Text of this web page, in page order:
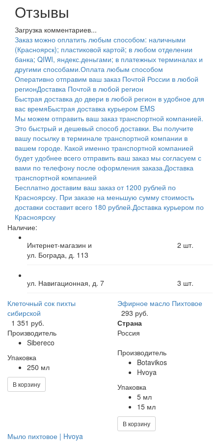
Отзывы
Загрузка комментариев...
Заказ можно оплатить любым способом: наличными
(Красноярск); пластиковой картой; в любом отделении
банка; QIWI, яндекс.деньгами; в платежных терминалах и
другими способами.Оплата любым способом
Оперативно отправим ваш заказ Почтой России в любой
регионДоставка Почтой в любой регион
Быстрая доставка до двери в любой регион в удобное для
вас времяБыстрая доставка курьером EMS
Мы можем отправить ваш заказ транспортной компанией.
Это быстрый и дешевый способ доставки. Вы получите
вашу посылку в терминале транспортной компании в
вашем городе. Какой именно транспортной компанией
будет удобнее всего отправить ваш заказ мы согласуем с
вами по телефону после оформления заказа.Доставка
транспортной компанией
Бесплатно доставим ваш заказ от 1200 рублей по
Красноярску. При заказе на меньшую сумму стоимость
доставки составит всего 180 рублей.Доставка курьером по
Красноярску
Наличие:
Интернет-магазин и
ул. Бограда, д. 113
2 шт.
ул. Навигационная, д. 7 3 шт.
Клеточный сок пихты
сибирской
1 351 руб.
Производитель
Sibereco
Упаковка
250 мл
В корзину
Эфирное масло Пихтовое
293 руб.
Страна
Россия
Производитель
Botavikos
Hvoya
Упаковка
5 мл
15 мл
В корзину
Мыло пихтовое | Hvoya